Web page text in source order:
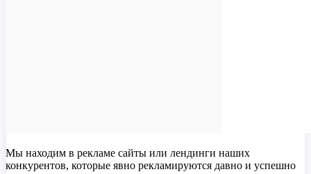
Мы находим в рекламе сайты или лендинги наших
конкурентов, которые явно рекламируются давно и успешно